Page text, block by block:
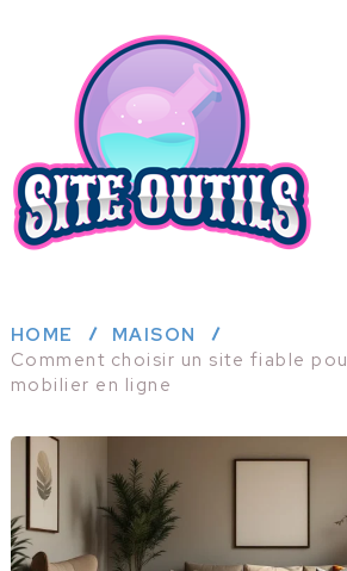
HOME
MAISON
Comment choisir un site fiable
mobilier en ligne